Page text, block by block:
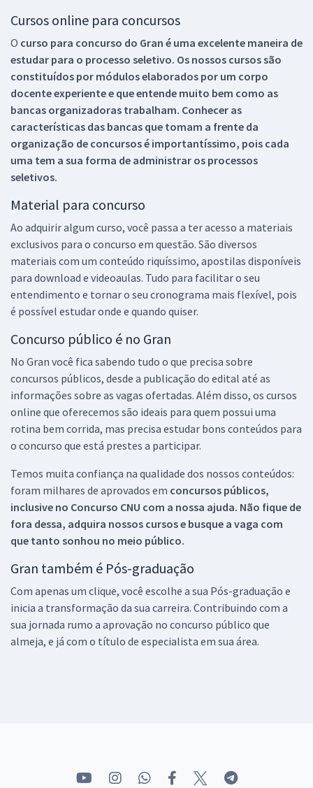
Cursos online para concursos
O curso para concurso do Gran é uma excelente maneira de
estudar para o processo seletivo. Os nossos cursos são
constituídos por módulos elaborados por um corpo
docente experiente e que entende muito bem como as
bancas organizadoras trabalham. Conhecer as
características das bancas que tomam a frente da
organização de concursos é importantíssimo, pois cada
uma tem a sua forma de administrar os processos
seletivos.
Material para concurso
Ao adquirir algum curso, você passa a ter acesso a materiais
exclusivos para o concurso em questão. São diversos
materiais com um conteúdo riquíssimo, apostilas disponíveis
para download e videoaulas. Tudo para facilitar o seu
entendimento e tornar o seu cronograma mais flexível, pois
é possível estudar onde e quando quiser.
Concurso público é no Gran
No Gran você fica sabendo tudo o que precisa sobre
concursos públicos, desde a publicação do edital até as
informações sobre as vagas ofertadas. Além disso, os cursos
online que oferecemos são ideais para quem possui uma
rotina bem corrida, mas precisa estudar bons conteúdos para
o concurso que está prestes a participar.
Temos muita confiança na qualidade dos nossos conteúdos:
foram milhares de aprovados em concursos públicos,
inclusive no Concurso CNU com a nossa ajuda. Não fique de
fora dessa, adquira nossos cursos e busque a vaga com
que tanto sonhou no meio público.
Gran também é Pós-graduação
Com apenas um clique, você escolhe a sua Pós-graduação e
inicia a transformação da sua carreira. Contribuindo com a
sua jornada rumo a aprovação no concurso público que
almeja, e já com o título de especialista em sua área.